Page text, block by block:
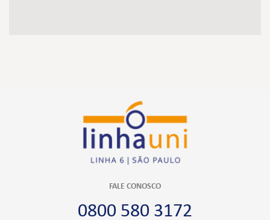
FALE CONOSCO
0800 580 3172